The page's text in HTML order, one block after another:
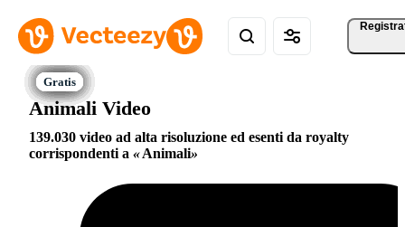
Animali Video
139.030 video ad alta risoluzione ed esenti da royalty
corrispondenti a
Animali